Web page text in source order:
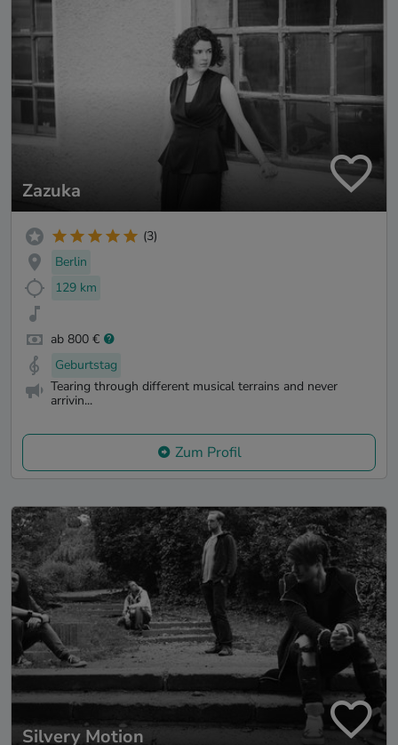
Zazuka
(3)
Berlin
129 km
ab 800 €
Geburtstag
Tearing through different musical terrains and never
arrivin...
Zum Profil
Silvery Motion